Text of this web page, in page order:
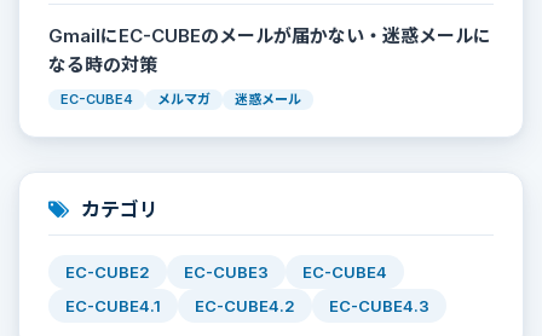
GmailにEC-CUBEのメールが届かない・迷惑メールに
なる時の対策
EC-CUBE4 メルマガ 迷惑メール
カテゴリ
EC-CUBE2 EC-CUBE3
EC-CUBE4
EC-CUBE4.1
EC-CUBE4.2 EC-CUBE4.3